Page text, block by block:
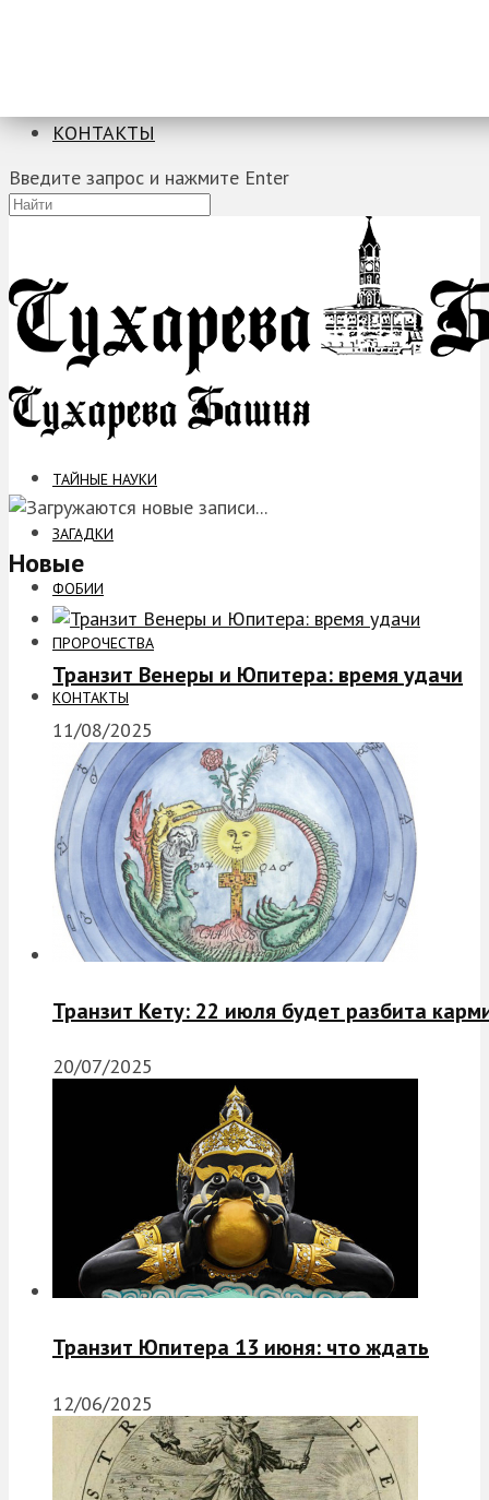
КОНТАКТЫ
Введите запрос и нажмите Enter
ТАЙНЫЕ НАУКИ
ЗАГАДКИ
ФОБИИ
ПРОРОЧЕСТВА
КОНТАКТЫ
Новые
Транзит Венеры и Юпитера: время удачи
11/08/2025
Транзит Кету: 22 июля будет разбита
20/07/2025
Транзит Юпитера 13 июня: что ждать
12/06/2025